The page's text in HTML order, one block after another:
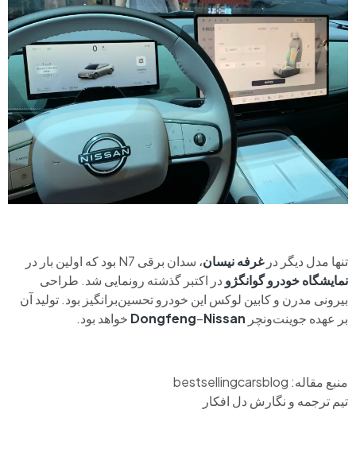
تنها مدل دیگر درغرفه نیسان، سدان برقی N7 بود که اولین بار در
نمایشگاه خودرو گوانگژو در اکتبر گذشته رونمایی شد. طراحی
بیرونی مدرن و کابین لوکس این خودرو تحسین‌برانگیز بود. تولید آن
بر عهده جوینت‌ونچر
Dongfeng–Nissan خواهد بود.
منبع مقاله: bestsellingcarsblog
تیم ترجمه و نگارش دل افکار